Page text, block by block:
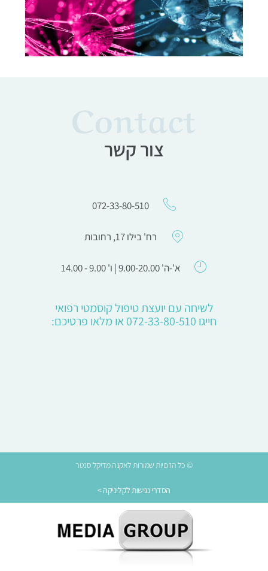
צור קשר
072-33-80-510
רח' בילו 17, רחובות
א'-ה' 9.00-20.00 | ו' 9.00 - 14.00
לשיחה עם יועצת טיפול קוסמטי רפואי
חייגו 072-33-80-510 או מלאו פרטיכם:
© כל הזכויות שמורות לאקנה מדיקל סנטר
הסדרי נגישות לקליניקה >